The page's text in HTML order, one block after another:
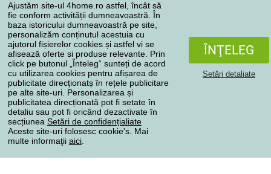
Ajustăm site-ul 4home.ro astfel, încât să
fie conform activității dumneavoastră. În
baza istoricului dumneavoastră pe site,
personalizăm conținutul acestuia cu
ajutorul fișierelor cookies și astfel vi se
afisează oferte si produse relevante. Prin
click pe butonul „Înteleg“ sunteți de acord
cu utilizarea cookies pentru afișarea de
publicitate direcționatș în rețele publicitare
pe alte site-uri. Personalizarea și
publicitatea direcționată pot fi setate în
detaliu sau pot fi oricând dezactivate în
secțiunea Setări de confidențialiate
Aceste site-uri folosesc cookie's. Mai
multe informaţii aici
ÎNŢELEG
Setări detaliate
Reclamaţii
Retragere de la contract
Regulile de procesare a recenziilor
Metode de transport
Metode de plată